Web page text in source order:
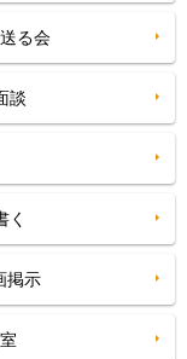
る会
談
く
掲示